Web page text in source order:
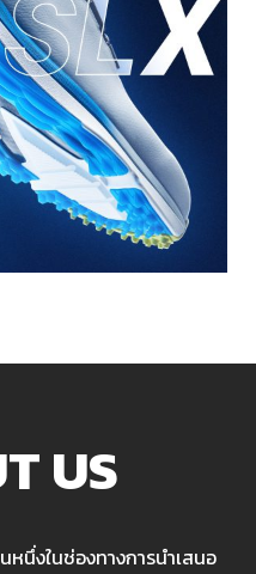
US
นึ่งในช่องทางการนำเสนอ